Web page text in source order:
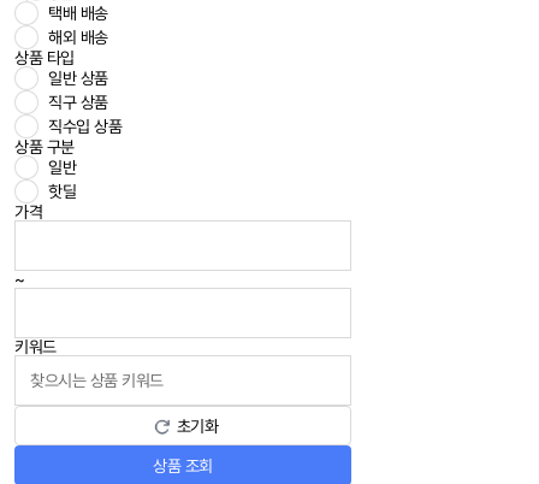
택배 배송
해외 배송
상품 타입
일반 상품
직구 상품
직수입 상품
상품 구분
일반
핫딜
가격
~
키워드
초기화
상품 조회